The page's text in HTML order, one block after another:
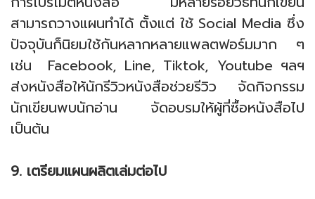
สามารถวางแผนทำได้ ตั้งแต่ ใช้ Social Media ซึ่ง
ปัจจุบันก็นิยมใช้กันหลากหลายแพลตฟอร์มมาก ๆ
เช่น Facebook, Line, Tiktok, Youtube ฯลฯ
ส่งหนังสือให้นักรีวิวหนังสือช่วยรีวิว จัดกิจกรรม
นักเขียนพบนักอ่าน จัดอบรมให้ผู้ที่ซื้อหนังสือไป
เป็นต้น
9. เตรียมแผนผลิตเล่มต่อไป